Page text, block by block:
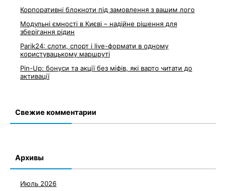
Корпоративні блокноти під замовлення з вашим лого
Модульні ємності в Києві – надійне рішення для
зберігання рідин
Parik24: слоти, спорт і live-формати в одному
користувацькому маршруті
Pin-Up: бонуси та акції без міфів, які варто читати до
активації
Свежие комментарии
Архивы
Июль 2026